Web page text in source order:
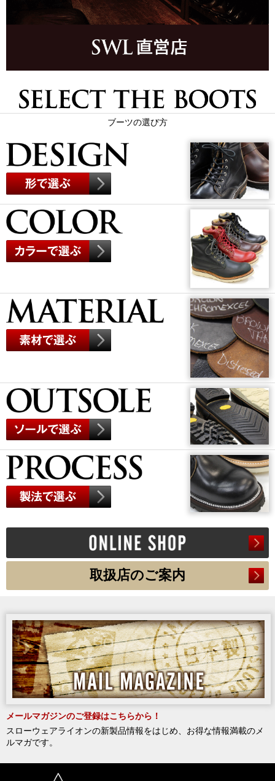
ブーツの選び方
取扱店のご案内
メールマガジンのご登録はこちらから！
スローウェアライオンの新製品情報をはじめ、お得な情報満載のメ
ルマガです。